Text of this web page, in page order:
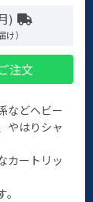
)
）
注文
などヘビー
やはりシャ
カートリッ